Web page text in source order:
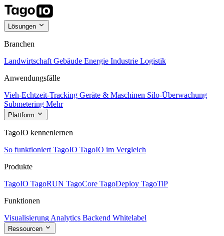
Lösungen
Branchen
Landwirtschaft Gebäude Energie Industrie Logistik
Anwendungsfälle
Vieh-Echtzeit-Tracking Geräte & Maschinen Silo-Überwachung
Submetering Mehr
Plattform
TagoIO kennenlernen
So funktioniert TagoIO TagoIO im Vergleich
Produkte
TagoIO TagoRUN TagoCore TagoDeploy TagoTiP
Funktionen
Visualisierung Analytics Backend Whitelabel
Ressourcen